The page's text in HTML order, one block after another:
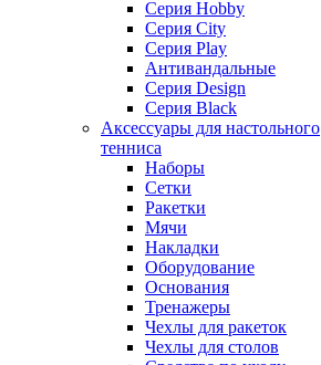
Серия Hobby
Серия City
Серия Play
Антивандальные
Серия Design
Серия Black
Аксессуары для настольного
тенниса
Наборы
Сетки
Ракетки
Мячи
Накладки
Оборудование
Основания
Тренажеры
Чехлы для ракеток
Чехлы для столов